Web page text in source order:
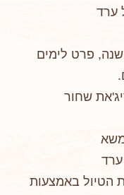
ערד
פרט לימים
שחור
הטיול באמצעות